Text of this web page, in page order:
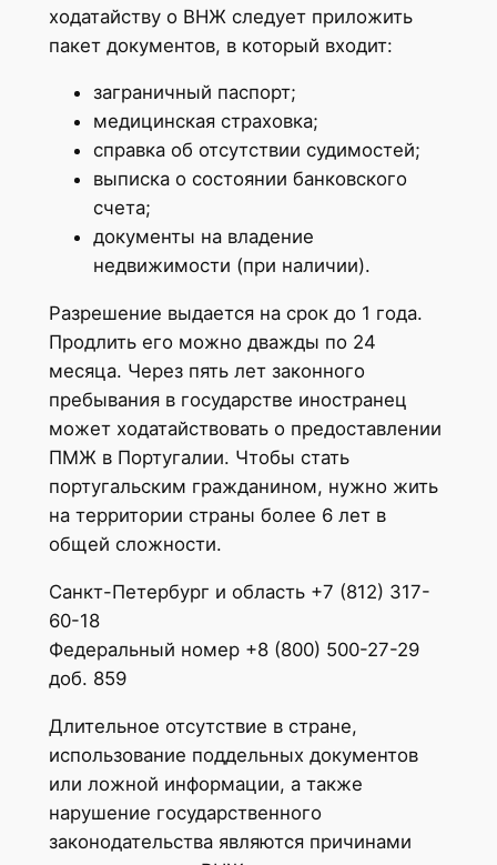
ходатайству о ВНЖ следует приложить
пакет документов, в который входит:
заграничный паспорт;
медицинская страховка;
справка об отсутствии судимостей;
выписка о состоянии банковского
счета;
документы на владение
недвижимости (при наличии).
Разрешение выдается на срок до 1 года.
Продлить его можно дважды по 24
месяца. Через пять лет законного
пребывания в государстве иностранец
может ходатайствовать о предоставлении
ПМЖ в Португалии. Чтобы стать
португальским гражданином, нужно жить
на территории страны более 6 лет в
общей сложности.
Санкт-Петербург и область +7 (812) 317-
60-18
Федеральный номер +8 (800) 500-27-29
доб. 859
Длительное отсутствие в стране,
использование поддельных документов
или ложной информации, а также
нарушение государственного
законодательства являются причинами